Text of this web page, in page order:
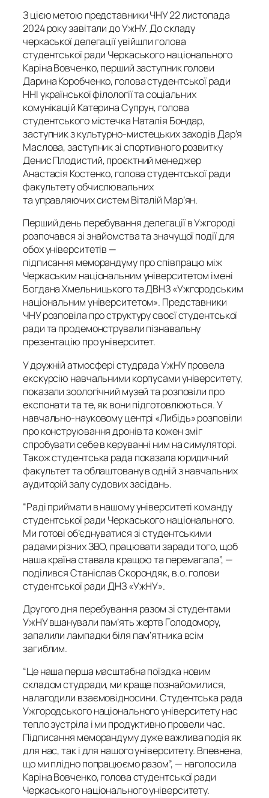
З цією метою представники ЧНУ 22 листопада
2024 року завітали до УжНУ. До складу
черкаської делегації увійшли голова
студентської ради Черкаського національного
Каріна Вовченко, перший заступник голови
Дарина Коробченко, голова студентської ради
ННІ української філології та соціальних
комунікацій Катерина Супрун, голова
студентського містечка Наталія Бондар,
заступник з культурно-мистецьких заходів Дар’я
Маслова, заступник зі спортивного розвитку
Денис Плодистий, проєктний менеджер
Анастасія Костенко, голова студентської ради
факультету обчислювальних
та управляючих систем Віталій Мар’ян.
Перший день перебування делегації в Ужгороді
розпочався зі знайомства та значущої події для
обох університетів —
підписання меморандуму про співпрацю між
Черкаським національним університетом імені
Богдана Хмельницького та ДВНЗ «Ужгородським
національним університетом». Представники
ЧНУ розповіла про структуру своєї студентської
ради та продемонстрували пізнавальну
презентацію про університет.
У дружній атмосфері студрада УжНУ провела
екскурсію навчальними корпусами університету,
показали зоологічний музей та розповіли про
експонати та те, як вони підготовлюються. У
навчально-науковому центрі «Либідь» розповіли
про конструювання дронів та кожен зміг
спробувати себе в керуванні ним на симуляторі.
Також студентська рада показала юридичний
факультет та облаштовану в одній з навчальних
аудиторій залу судових засідань.
“Раді приймати в нашому університеті команду
студентської ради Черкаського національного.
Ми готові об’єднуватися зі студентськими
радами різних ЗВО, працювати заради того, щоб
наша країна ставала кращою та перемагала”, —
поділився Станіслав Скорондяк, в.о. голови
студентської ради ДНЗ «УжНУ».
Другого дня перебування разом зі студентами
УжНУ вшанували пам’ять жертв Голодомору,
запалили лампадки біля пам’ятника всім
загиблим.
“Це наша перша масштабна поїздка новим
складом студради, ми краще познайомилися,
налагодили взаємовідносини. Студентська рада
Ужгородського національного університету нас
тепло зустріла і ми продуктивно провели час.
Підписання меморандуму дуже важлива подія як
для нас, так і для нашого університету. Впевнена,
що ми плідно попрацюємо разом”, — наголосила
Каріна Вовченко, голова студентської ради
Черкаського національного університету.